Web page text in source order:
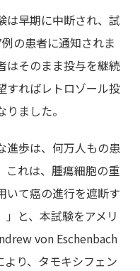
は早期に中断され、試
の患者に通知されま
はそのまま投与を継続
すればレトロゾール投
ました。
進歩は、何万人もの患
これは、腫瘍細胞の重
いて癌の進行を遮断す
と、本試験をアメリ
von Eschenbach
り、タモキシフェン